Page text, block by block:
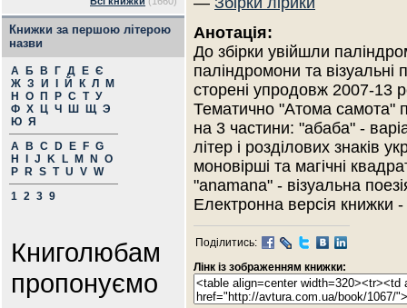
Книжки за першою літерою
назви
А Б В Г Д Е Є
Ж З И Й К Л
М
Н
О П Р С Т У
Ф Х Ц Ч Ш Щ Э
Ю Я
A
B C D E F G
H
J K L M N
O
P
R S T U V W
1 2 3 9
Книголюбам
пропонуємо
Анотація:
До збірки увійшли
паліндромони та візуальні
сторені упродовж 2007-13
Тематично "Атома самота"
на 3 частини: "абаба" -
літер і розділових знаків
моновірші та магічні
"anamana" - візуальна
Електронна версія книжки
Поділитись:
Лінк із зображенням книжки: